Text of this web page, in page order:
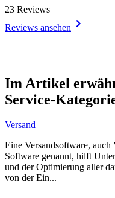
23 Reviews
Reviews ansehen
1
of
7
Im Artikel
Service-
Versand
Eine Versandsoftware, auch
Software genannt, hilft
und der Optimierung aller
von der Ein...